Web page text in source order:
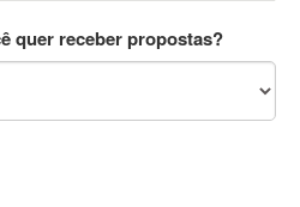
quer receber propostas?